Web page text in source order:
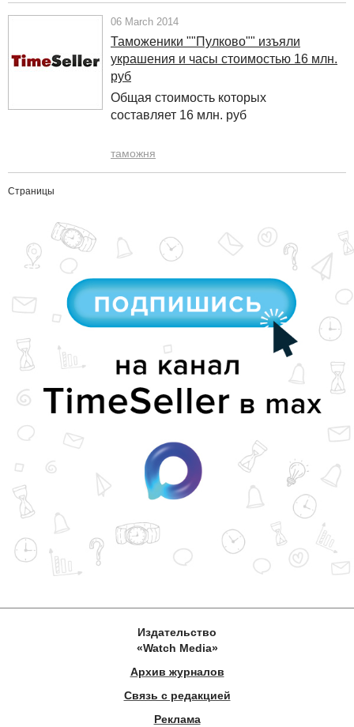
06 March 2014
Таможеники ""Пулково"" изъяли
украшения и часы стоимостью 16 млн.
руб
Общая стоимость которых
составляет 16 млн. руб
таможня
Страницы
Издательство
«Watch Media»
Архив журналов
Связь с редакцией
Реклама